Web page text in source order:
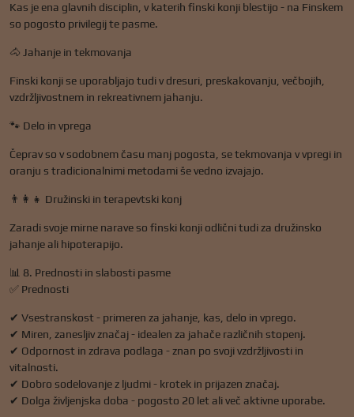
Kas je ena glavnih disciplin, v katerih finski konji blestijo - na Finskem
so pogosto privilegij te pasme.
🐴 Jahanje in tekmovanja
Finski konji se uporabljajo tudi v dresuri, preskakovanju, večbojih,
vzdržljivostnem in rekreativnem jahanju.
🐾 Delo in vprega
Čeprav so v sodobnem času manj pogosta, se tekmovanja v vpregi in
oranju s tradicionalnimi metodami še vedno izvajajo.
👨‍👩‍👧 Družinski in terapevtski konj
Zaradi svoje mirne narave so finski konji odlični tudi za družinsko
jahanje ali hipoterapijo.
📊 8. Prednosti in slabosti pasme
✅ Prednosti
✔ Vsestranskost - primeren za jahanje, kas, delo in vprego.
✔ Miren, zanesljiv značaj - idealen za jahače različnih stopenj.
✔ Odpornost in zdrava podlaga - znan po svoji vzdržljivosti in
vitalnosti.
✔ Dobro sodelovanje z ljudmi - krotek in prijazen značaj.
✔ Dolga življenjska doba - pogosto 20 let ali več aktivne uporabe.